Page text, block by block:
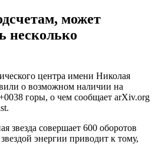
может
несколько
центра имени Николая
о возможном наличии на
горы, о чем сообщает arXiv.org
звезда совершает 600 оборотов
энергии приводит к тому,